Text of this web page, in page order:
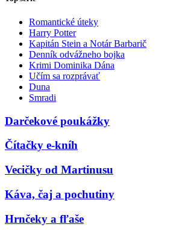
Romantické úteky
Harry Potter
Kapitán Stein a Notár Barbarič
Denník odvážneho bojka
Krimi Dominika Dána
Učím sa rozprávať
Duna
Smradi
Darčekové poukážky
Čítačky e-kníh
Vecičky od Martinusu
Káva, čaj a pochutiny
Hrnčeky a fľaše